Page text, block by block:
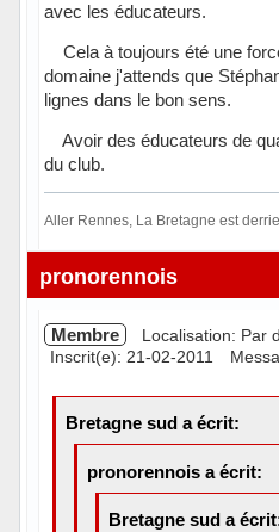
avec les éducateurs.
Cela à toujours été une
domaine j'attends que
lignes dans le bon sens.
Avoir des éducateurs de
du club.
Aller Rennes, La Bretagne est
Hors ligne
pronorennois
Membre
Localisation: Par
Inscrit(e): 21-02-2011
Bretagne sud a écrit:
pronorennois a écrit:
Bretagne sud a